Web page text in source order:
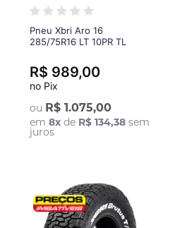
Pneu Xbri Aro 16
285/75R16 LT 10PR TL
ou R$ 1.075,00
em 8xde R$ 134,38sem
juros
R$ 989,00
no Pix